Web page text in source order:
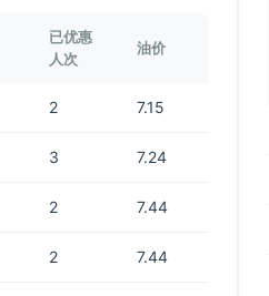
已优惠
人次
油价
2 7.15
3 7.24
2 7.44
2 7.44